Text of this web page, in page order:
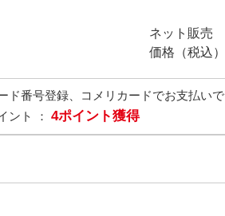
ネット販売
価格（税込）
ド番号登録、コメリカードでお支払いで
ント ： 4ポイント獲得